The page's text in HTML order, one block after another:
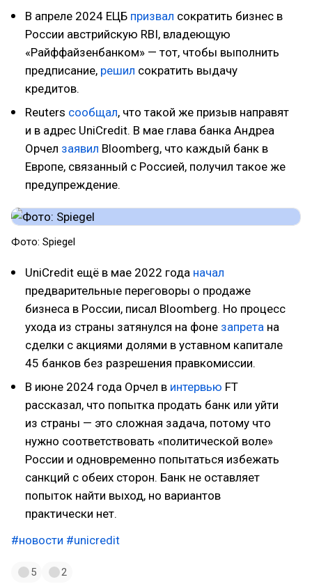
В апреле 2024 ЕЦБ призвал сократить бизнес в
России австрийскую RBI, владеющую
«Райффайзенбанком» — тот, чтобы выполнить
предписание, решил сократить выдачу
кредитов.
Reuters сообщал, что такой же призыв направят
и в адрес UniCredit. В мае глава банка Андреа
Орчел заявил Bloomberg, что каждый банк в
Европе, связанный с Россией, получил такое же
предупреждение.
Фото: Spiegel
UniCredit ещё в мае 2022 года начал
предварительные переговоры о продаже
бизнеса в России, писал Bloomberg. Но процесс
ухода из страны затянулся на фоне запрета на
сделки с акциями долями в уставном капитале
45 банков без разрешения правкомиссии.
В июне 2024 года Орчел в интервью FT
рассказал, что попытка продать банк или уйти
из страны — это сложная задача, потому что
нужно соответствовать «политической воле»
России и одновременно попытаться избежать
санкций с обеих сторон. Банк не оставляет
попыток найти выход, но вариантов
практически нет.
#новости #unicredit
5 2